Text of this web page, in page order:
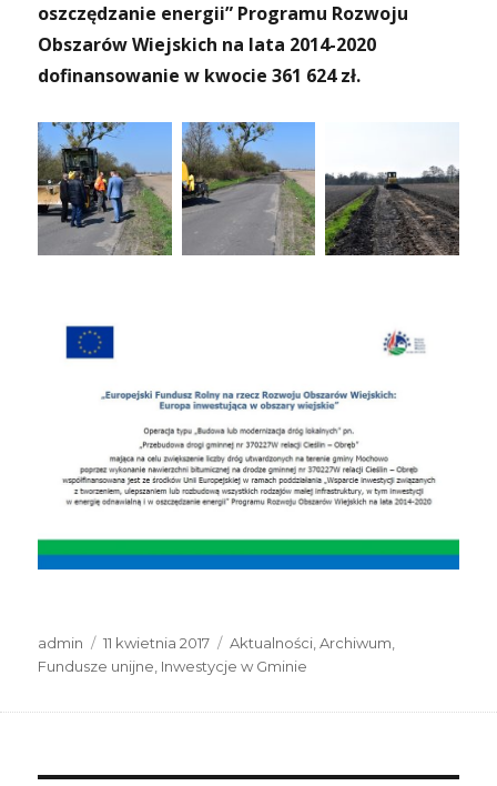
oszczędzanie energii” Programu Rozwoju
Obszarów Wiejskich na lata 2014-2020
dofinansowanie w kwocie 361 624 zł.
Autor
admin
Data
publikacji
11 kwietnia 2017 Kategorie
Aktualności ,Archiwum
Fundusze unijne Inwestycje w Gminie